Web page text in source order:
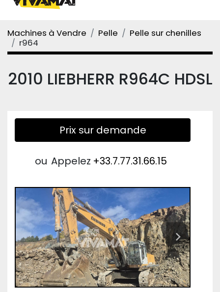
Machines à Vendre Pelle
Pelle sur chenilles
r964
2010 LIEBHERR R964C HDSL
Prix sur demande
ou Appelez +33.7.77.31.66.15